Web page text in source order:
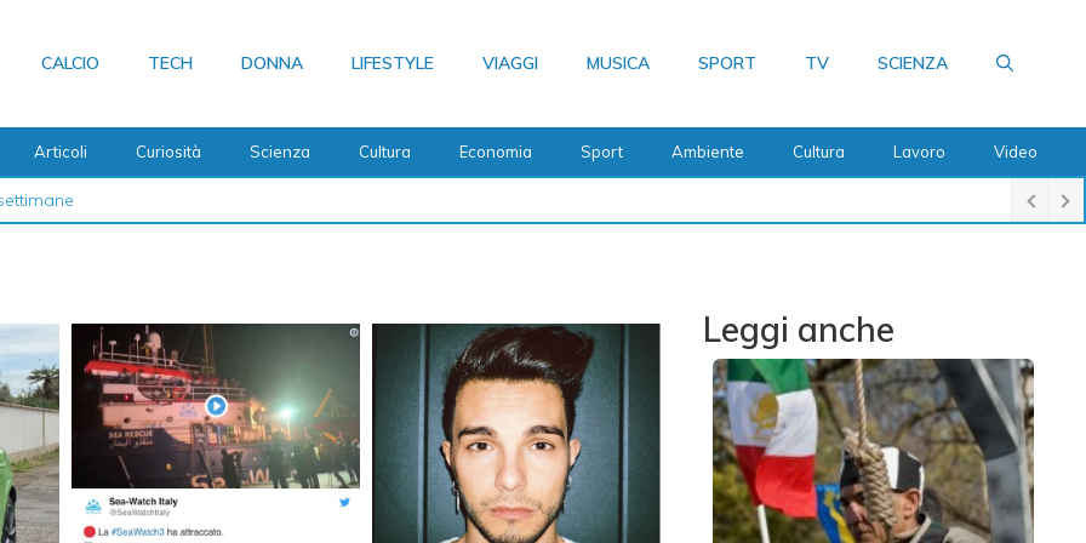
CALCIO TECH DONNA LIFESTYLE VIAGGI MUSICA SPORT TV SCIENZA
Articoli Curiosità Scienza Cultura Economia Sport Ambiente Cultura Lavoro Video
Leggi anche